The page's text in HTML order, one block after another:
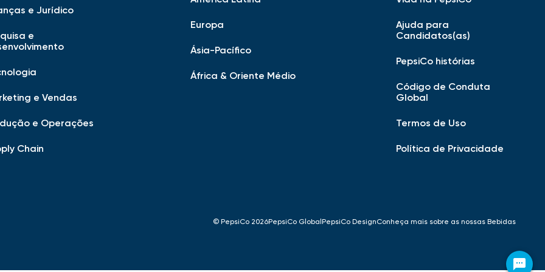
e Jurídico
e
e Vendas
e Operações
Chain
Europa
Ásia-Pacífico
África & Oriente Médio
Ajuda para
Candidatos(as)
PepsiCo histórias
Código de Conduta
Global
Termos de Uso
Política de Privacidade
© PepsiCo 2026PepsiCo GlobalPepsiCo DesignConheça mais sobre as nossas Bebidas